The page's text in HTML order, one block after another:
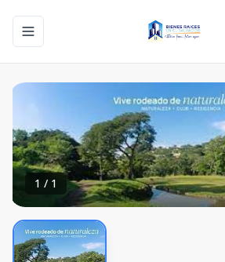
Toggle navigation menu
1 / 1